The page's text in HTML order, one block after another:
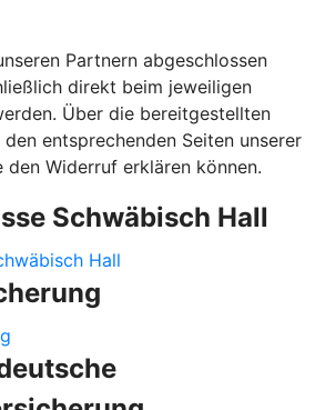
Partnern abgeschlossen
direkt beim jeweiligen
Über die bereitgestellten
entsprechenden Seiten unserer
den Widerruf erklären können.
Schwäbisch Hall
Hall